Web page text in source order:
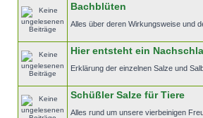
Bachblüten
Alles über deren Wirkungsweise und
Hier entsteht ein
Erklärung der einzelnen Salze und
Schüßler Salze für Tiere
Alles rund um unsere vierbeinigen